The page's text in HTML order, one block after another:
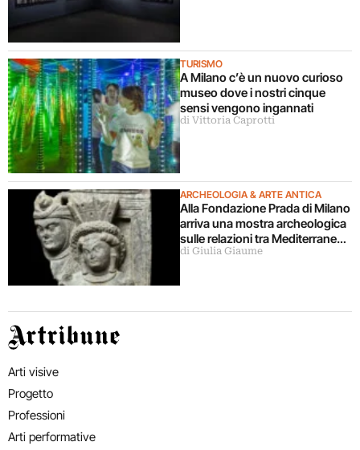
TURISMO
A Milano c’è un nuovo curioso
museo dove i nostri cinque
sensi vengono ingannati
di Vittoria Caprotti
ARCHEOLOGIA & ARTE ANTICA
Alla Fondazione Prada di Milano
arriva una mostra archeologica
sulle relazioni tra Mediterraneo
e Asia
di Giulia Giaume
Artribune
Arti visive
Progetto
Professioni
Arti performative